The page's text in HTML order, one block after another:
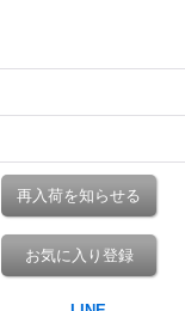
再入荷を知らせる
お気に入り登録